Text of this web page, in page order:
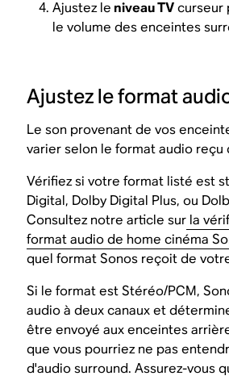
Ajustez le niveau TVcurseur
le volume des enceintes
Ajustez le format
Le son provenant de vos
varier selon le format audio reçu
Vérifiez si votre format listé est
Digital, Dolby Digital Plus, ou
Consultez notre article sur la
format audio de home cinéma
quel format Sonos reçoit de
Si le format est Stéréo/PCM,
audio à deux canaux et
être envoyé aux enceintes
que vous pourriez ne pas
d'audio surround. Assurez-vous